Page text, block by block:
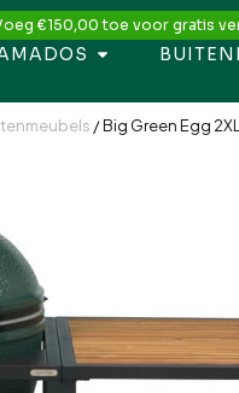
€150,00 toe voor gratis
/ Big Green Egg